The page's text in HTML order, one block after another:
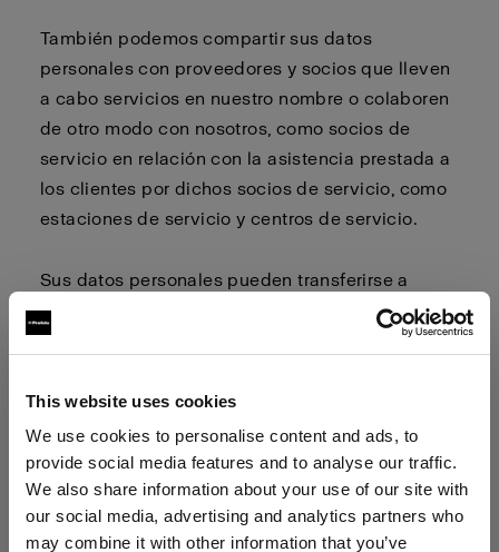
This website uses cookies
We use cookies to personalise content and ads, to
provide social media features and to analyse our traffic.
We also share information about your use of our site with
our social media, advertising and analytics partners who
may combine it with other information that you’ve
También podemos compartir sus datos
personales con proveedores y socios que lleven
a cabo servicios en nuestro nombre o colaboren
de otro modo con nosotros, como socios de
servicio en relación con la asistencia prestada a
los clientes por dichos socios de servicio, como
estaciones de servicio y centros de servicio.
Sus datos personales pueden transferirse a
países fuera de la UE/EEE, incluidos los Estados
Unidos de América, Canadá y Japón, que
personales inferior al de la UE/EEE. Cuando
transferimos datos personales a países fuera de
la UE/EEE, utilizamos las cláusulas
contractuales tipo aprobadas por la Comisión
Europea para garantizar un nivel suficiente de